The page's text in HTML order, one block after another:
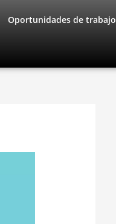
Oportunidades de trabajo